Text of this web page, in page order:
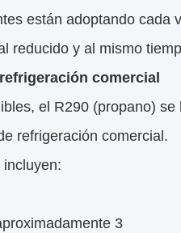
están adoptando
reducido y al mismo
comercial
el R290 (propano)
refrigeración comercial.
3